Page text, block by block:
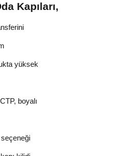
Kapıları,
yüksek
boyalı
seçeneği